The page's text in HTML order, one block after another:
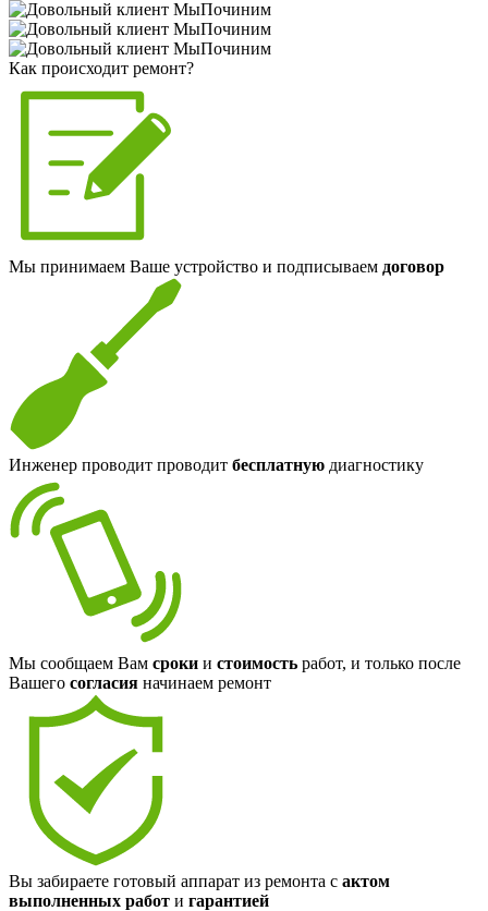
Как происходит ремонт?
Мы принимаем Ваше устройство и подписываем договор
Инженер проводит проводит бесплатную диагностику
Мы сообщаем Вам сроки и стоимость работ, и только после
Вашего согласия начинаем ремонт
Вы забираете готовый аппарат из ремонта с актом
выполненных работ и гарантией